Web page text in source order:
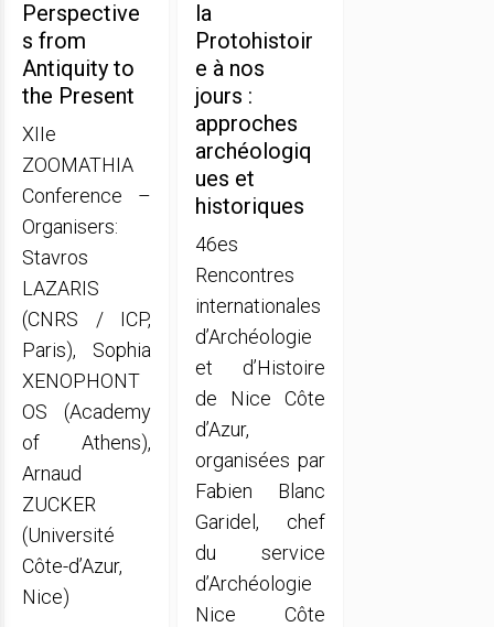
Perspective
s from
Antiquity to
the Present
XIIe
ZOOMATHIA
Conference –
Organisers:
Stavros
LAZARIS
(CNRS / ICP,
Paris), Sophia
XENOPHONT
OS (Academy
of Athens),
Arnaud
ZUCKER
(Université
Côte-d’Azur,
Nice)
la
Protohistoir
e à nos
jours :
approches
archéologiq
ues et
historiques
46es
Rencontres
internationales
d’Archéologie
et d’Histoire
de Nice Côte
d’Azur,
organisées par
Fabien Blanc
Garidel, chef
du service
d’Archéologie
Nice Côte